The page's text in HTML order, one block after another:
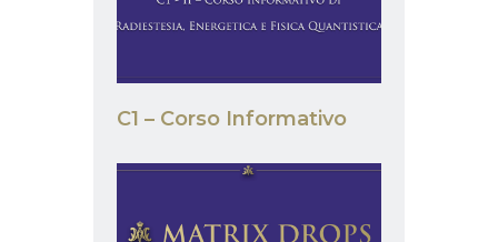
C1 – Corso Informativo